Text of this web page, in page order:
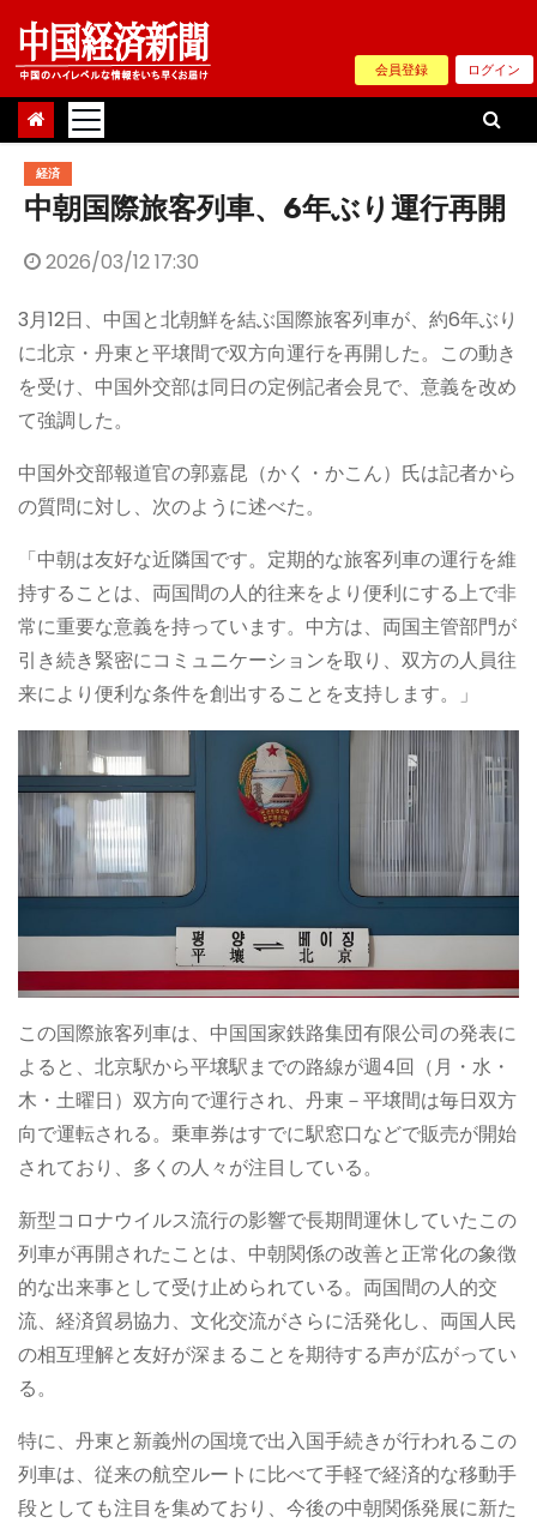
Skip
content
会員登録 ログイン
経済
中朝国際旅客列車、6年ぶり運行再開
2026/03/12 17:30
3月12日、中国と北朝鮮を結ぶ国際旅客列車が、約6年ぶり
に北京・丹東と平壌間で双方向運行を再開した。この動き
を受け、中国外交部は同日の定例記者会見で、意義を改め
て強調した。
中国外交部報道官の郭嘉昆（かく・かこん）氏は記者から
の質問に対し、次のように述べた。
「中朝は友好な近隣国です。定期的な旅客列車の運行を維
持することは、両国間の人的往来をより便利にする上で非
常に重要な意義を持っています。中方は、両国主管部門が
引き続き緊密にコミュニケーションを取り、双方の人員往
来により便利な条件を創出することを支持します。」
この国際旅客列車は、中国国家鉄路集団有限公司の発表に
よると、北京駅から平壌駅までの路線が週4回（月・水・
木・土曜日）双方向で運行され、丹東－平壌間は毎日双方
向で運転される。乗車券はすでに駅窓口などで販売が開始
されており、多くの人々が注目している。
新型コロナウイルス流行の影響で長期間運休していたこの
列車が再開されたことは、中朝関係の改善と正常化の象徴
的な出来事として受け止められている。両国間の人的交
流、経済貿易協力、文化交流がさらに活発化し、両国人民
の相互理解と友好が深まることを期待する声が広がってい
る。
特に、丹東と新義州の国境で出入国手続きが行われるこの
列車は、従来の航空ルートに比べて手軽で経済的な移動手
段としても注目を集めており、今後の中朝関係発展に新た